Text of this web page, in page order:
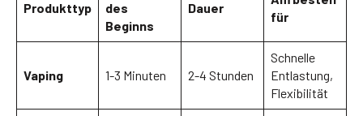
Produkttyp
des
Beginns
Dauer
für
Vaping 1-3 Minuten 2-4 Stunden
Schnelle
Entlastung,
Flexibilität